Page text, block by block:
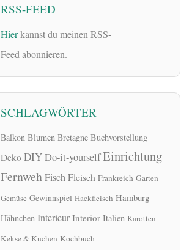
RSS-FEED
Hierkannst du meinen RSS-
Feed abonnieren.
SCHLAGWÖRTER
Balkon Blumen Bretagne Buchvorstellung
Deko DIYDo-it-yourselfEinrichtung
FernwehFischFleisch Frankreich Garten
Gemüse Gewinnspiel Hackfleisch Hamburg
Hähnchen Interieur Interior Italien Karotten
Kekse & Kuchen Kochbuch